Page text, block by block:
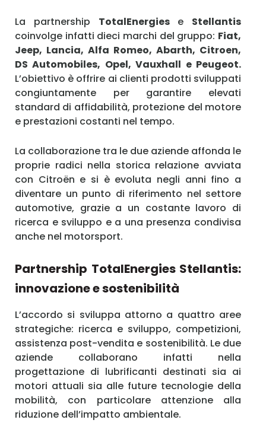
La partnership TotalEnergiese Stellantis
coinvolge infatti dieci marchi del gruppo: Fiat,
Jeep, Lancia, Alfa Romeo, Abarth, Citroen,
DS Automobiles, Opel, Vauxhall e Peugeot.
L’obiettivo è offrire ai clienti prodotti sviluppati
congiuntamente per garantire elevati
standard di affidabilità, protezione del motore
e prestazioni costanti nel tempo.
La collaborazione tra le due aziende affonda le
proprie radici nella storica relazione avviata
con Citroën e si è evoluta negli anni fino a
diventare un punto di riferimento nel settore
automotive, grazie a un costante lavoro di
ricerca e sviluppo e a una presenza condivisa
anche nel motorsport.
Partnership TotalEnergies Stellantis:
innovazione e sostenibilità
L’accordo si sviluppa attorno a quattro aree
strategiche: ricerca e sviluppo, competizioni,
assistenza post-vendita e sostenibilità. Le due
aziende collaborano infatti nella
progettazione di lubrificanti destinati sia ai
motori attuali sia alle future tecnologie della
mobilità, con particolare attenzione alla
riduzione dell’impatto ambientale.